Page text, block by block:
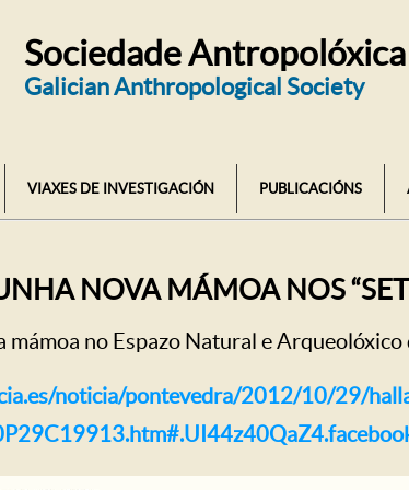
Sociedade Antropolóxica
Galician Anthropological Society
VIAXES DE INVESTIGACIÓN PUBLICACIÓNS
NOVA MÁMOA NOS
mámoa no Espazo Natural e Arqueolóxico
noticia/pontevedra/2012/10/29/